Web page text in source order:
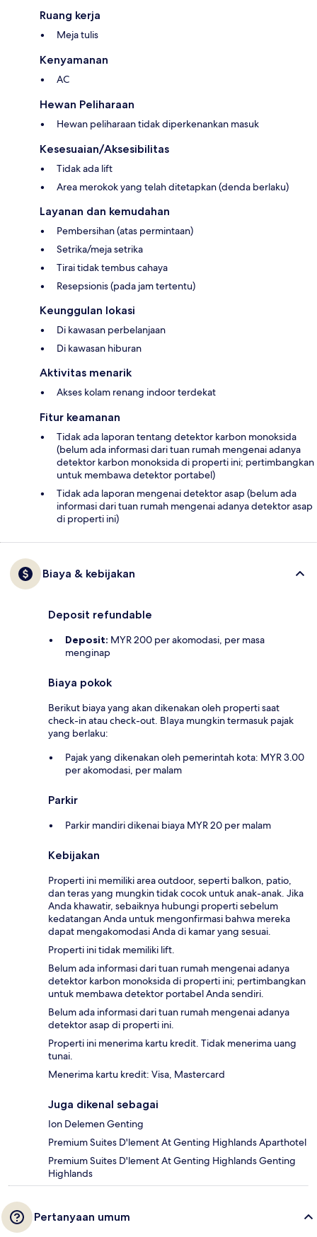
Ruang kerja
Meja tulis
Kenyamanan
AC
Hewan Peliharaan
Hewan peliharaan tidak diperkenankan masuk
Kesesuaian/Aksesibilitas
Tidak ada lift
Area merokok yang telah ditetapkan (denda berlaku)
Layanan dan kemudahan
Pembersihan (atas permintaan)
Setrika/meja setrika
Tirai tidak tembus cahaya
Resepsionis (pada jam tertentu)
Keunggulan lokasi
Di kawasan perbelanjaan
Di kawasan hiburan
Aktivitas menarik
Akses kolam renang indoor terdekat
Fitur keamanan
Tidak ada laporan tentang detektor karbon monoksida
(belum ada informasi dari tuan rumah mengenai adanya
detektor karbon monoksida di properti ini; pertimbangkan
untuk membawa detektor portabel)
Tidak ada laporan mengenai detektor asap (belum ada
informasi dari tuan rumah mengenai adanya detektor asap
di properti ini)
Biaya & kebijakan
Deposit refundable
Deposit: MYR 200 per akomodasi, per masa
menginap
Biaya pokok
Berikut biaya yang akan dikenakan oleh properti saat
check-in atau check-out. BIaya mungkin termasuk pajak
yang berlaku:
Pajak yang dikenakan oleh pemerintah kota: MYR 3.00
per akomodasi, per malam
Parkir
Parkir mandiri dikenai biaya MYR 20 per malam
Kebijakan
Properti ini memiliki area outdoor, seperti balkon, patio,
dan teras yang mungkin tidak cocok untuk anak-anak. Jika
Anda khawatir, sebaiknya hubungi properti sebelum
kedatangan Anda untuk mengonfirmasi bahwa mereka
dapat mengakomodasi Anda di kamar yang sesuai.
Properti ini tidak memiliki lift.
Belum ada informasi dari tuan rumah mengenai adanya
detektor karbon monoksida di properti ini; pertimbangkan
untuk membawa detektor portabel Anda sendiri.
Belum ada informasi dari tuan rumah mengenai adanya
detektor asap di properti ini.
Properti ini menerima kartu kredit. Tidak menerima uang
tunai.
Menerima kartu kredit: Visa, Mastercard
Juga dikenal sebagai
Ion Delemen Genting
Premium Suites D'lement At Genting Highlands Aparthotel
Premium Suites D'lement At Genting Highlands Genting
Highlands
Pertanyaan umum